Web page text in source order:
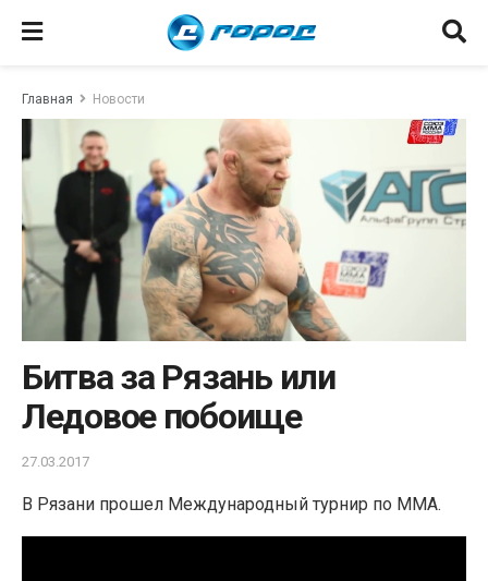
Главная Новости
Битва за Рязань или
Ледовое побоище
27.03.2017
В Рязани прошел Международный турнир по ММА.